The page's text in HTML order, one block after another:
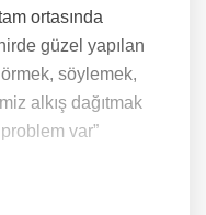
ortasında
güzel yapılan
söylemek,
alkış dağıtmak
var”